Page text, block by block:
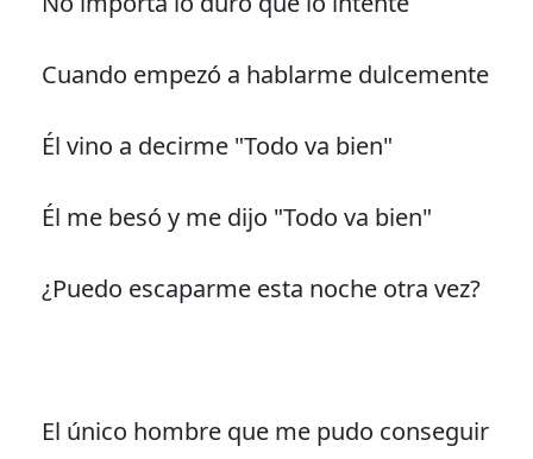
Cuando empezó a hablarme dulcemente
Él vino a decirme "Todo va bien"
Él me besó y me dijo "Todo va bien"
¿Puedo escaparme esta noche otra vez?
El único hombre que me pudo conseguir